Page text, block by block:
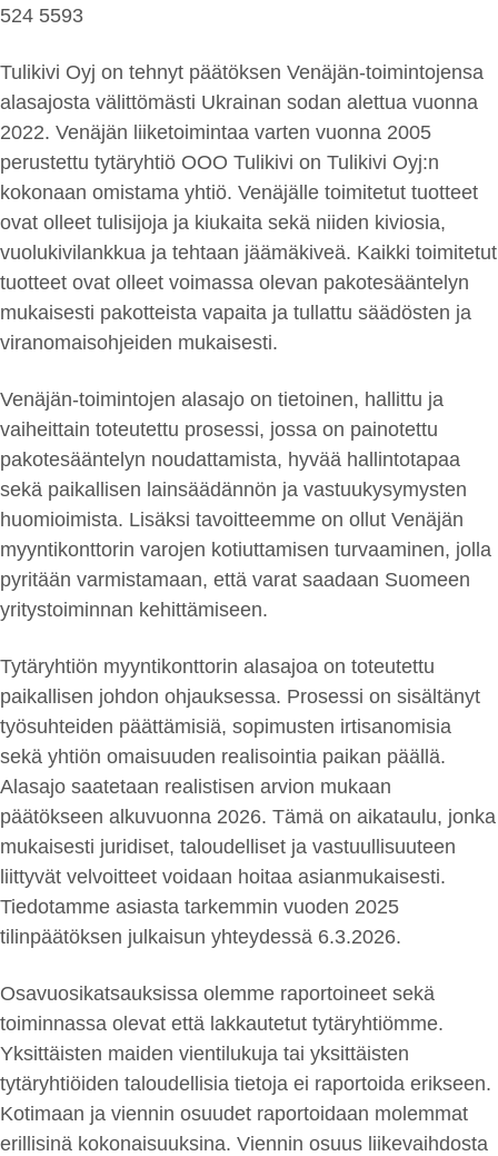
524 5593
Tulikivi Oyj on tehnyt päätöksen Venäjän-toimintojensa
alasajosta välittömästi Ukrainan sodan alettua vuonna
2022. Venäjän liiketoimintaa varten vuonna 2005
perustettu tytäryhtiö OOO Tulikivi on Tulikivi Oyj:n
kokonaan omistama yhtiö. Venäjälle toimitetut tuotteet
ovat olleet tulisijoja ja kiukaita sekä niiden kiviosia,
vuolukivilankkua ja tehtaan jäämäkiveä. Kaikki toimitetut
tuotteet ovat olleet voimassa olevan pakotesääntelyn
mukaisesti pakotteista vapaita ja tullattu säädösten ja
viranomaisohjeiden mukaisesti.
Venäjän-toimintojen alasajo on tietoinen, hallittu ja
vaiheittain toteutettu prosessi, jossa on painotettu
pakotesääntelyn noudattamista, hyvää hallintotapaa
sekä paikallisen lainsäädännön ja vastuukysymysten
huomioimista. Lisäksi tavoitteemme on ollut Venäjän
myyntikonttorin varojen kotiuttamisen turvaaminen, jolla
pyritään varmistamaan, että varat saadaan Suomeen
yritystoiminnan kehittämiseen.
Tytäryhtiön myyntikonttorin alasajoa on toteutettu
paikallisen johdon ohjauksessa. Prosessi on sisältänyt
työsuhteiden päättämisiä, sopimusten irtisanomisia
sekä yhtiön omaisuuden realisointia paikan päällä.
Alasajo saatetaan realistisen arvion mukaan
päätökseen alkuvuonna 2026. Tämä on aikataulu, jonka
mukaisesti juridiset, taloudelliset ja vastuullisuuteen
liittyvät velvoitteet voidaan hoitaa asianmukaisesti.
Tiedotamme asiasta tarkemmin vuoden 2025
tilinpäätöksen julkaisun yhteydessä 6.3.2026.
Osavuosikatsauksissa olemme raportoineet sekä
toiminnassa olevat että lakkautetut tytäryhtiömme.
Yksittäisten maiden vientilukuja tai yksittäisten
tytäryhtiöiden taloudellisia tietoja ei raportoida erikseen.
Kotimaan ja viennin osuudet raportoidaan molemmat
erillisinä kokonaisuuksina. Viennin osuus liikevaihdosta